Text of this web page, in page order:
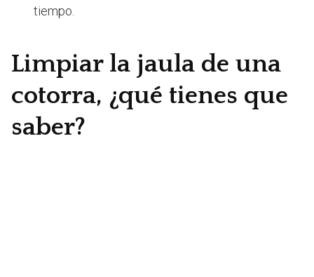
tiempo.
Limpiar la jaula de una
cotorra, ¿qué tienes que
saber?